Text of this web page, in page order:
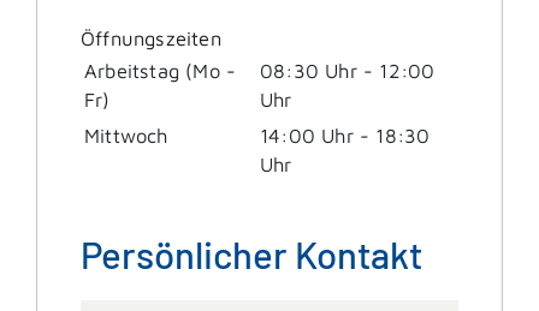
Öffnungszeiten
Arbeitstag (Mo -
Fr)
08:30 Uhr- 12:00
Uhr
Mittwoch
14:00 Uhr- 18:30
Uhr
Persönlicher Kontakt